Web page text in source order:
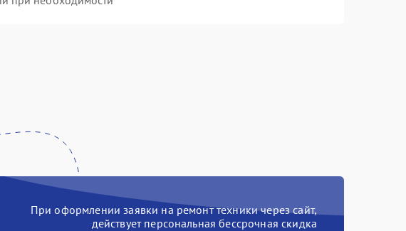
При оформлении заявки на ремонт техники через сайт,
действует персональная бессрочная скидка